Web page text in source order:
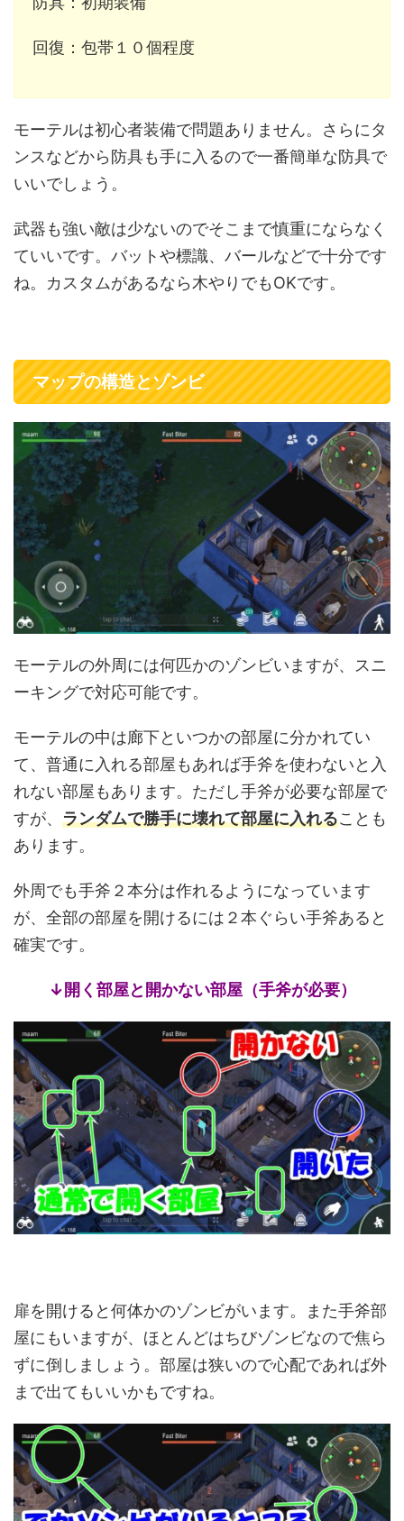
回復：包帯１０個程度
モーテルは初心者装備で問題ありません。さらにタ
ンスなどから防具も手に入るので一番簡単な防具で
いいでしょう。
武器も強い敵は少ないのでそこまで慎重にならなく
ていいです。バットや標識、バールなどで十分です
ね。カスタムがあるなら木やりでもOKです。
マップの構造とゾンビ
モーテルの外周には何匹かのゾンビいますが、スニ
ーキングで対応可能です。
モーテルの中は廊下といつかの部屋に分かれてい
て、普通に入れる部屋もあれば手斧を使わないと入
れない部屋もあります。ただし手斧が必要な部屋で
すが、 ランダムで勝手に壊れて部屋に入れることも
あります。
外周でも手斧２本分は作れるようになっています
が、全部の部屋を開けるには２本ぐらい手斧あると
確実です。
↓開く部屋と開かない部屋（手斧が必要）
扉を開けると何体かのゾンビがいます。また手斧部
屋にもいますが、ほとんどはちびゾンビなので焦ら
ずに倒しましょう。部屋は狭いので心配であれば外
まで出てもいいかもですね。